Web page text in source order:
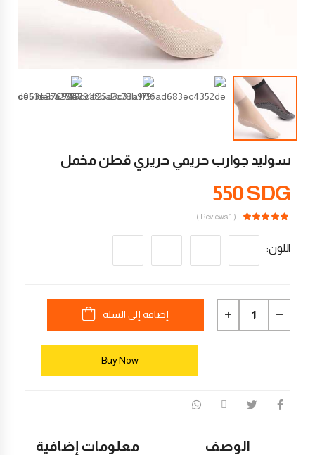
سوليد جوارب حريمي حريري قطن مخمل
550SDG
( 1 Reviews )
اللون
إضافة إلى السلة
Buy Now
الوصف
معلومات إضافية